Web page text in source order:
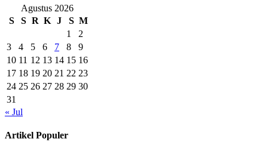
Agustus 2026
S
S R K J S M
1
2
3
4 5 6 7 8
9
10 11 12 13 14 15 16
17 18 19 20 21 22 23
24 25 26 27 28 29 30
31
« Jul
Artikel Populer